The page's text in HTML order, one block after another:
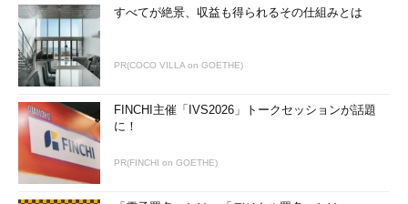
すべてが絶景、収益も得られるその仕組みとは
PR(COCO VILLA on GOETHE)
FINCHI主催「IVS2026」トークセッションが話題
に！
PR(FINCHI on GOETHE)